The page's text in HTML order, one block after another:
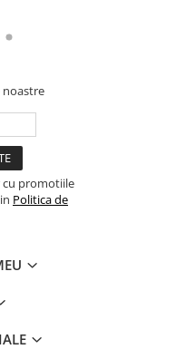
cu promotiile
Politica de